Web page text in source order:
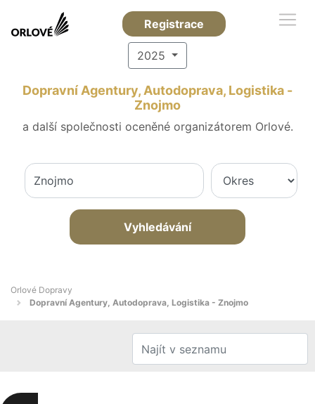
Registrace
2025
Dopravní Agentury, Autodoprava, Logistika -
Znojmo
a další společnosti oceněné organizátorem Orlové.
Vyhledávání
Orlové Dopravy
Dopravní Agentury, Autodoprava, Logistika - Znojmo